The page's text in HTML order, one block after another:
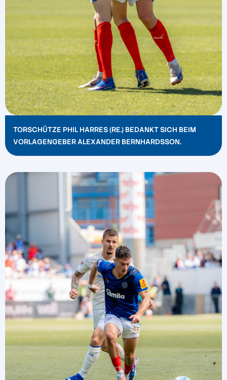
TORSCHÜTZE PHIL HARRES (RE.) BEDANKT SICH BEIM
VORLAGENGEBER ALEXANDER BERNHARDSSON.